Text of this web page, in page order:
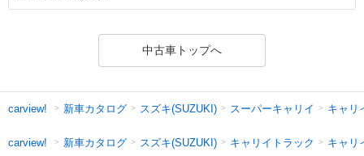
中古車トップへ
carview! 新車カタログ スズキ(SUZUKI) スーパーキャリイ キャリ
carview! 新車カタログ スズキ(SUZUKI) キャリイトラック キャリ